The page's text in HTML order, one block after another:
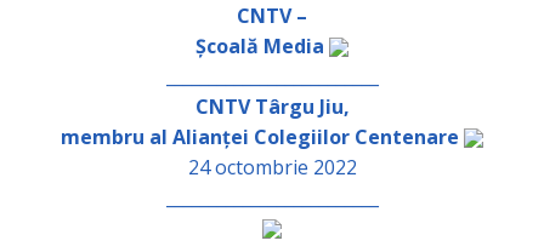
CNTV –
Școală Media
CNTV Târgu Jiu,
membru al Alianței Colegiilor Centenare
24 octombrie 2022